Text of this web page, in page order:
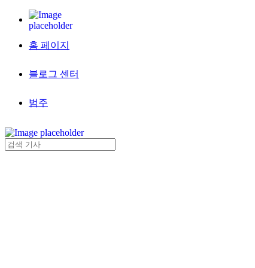
홈 페이지
블로그 센터
범주